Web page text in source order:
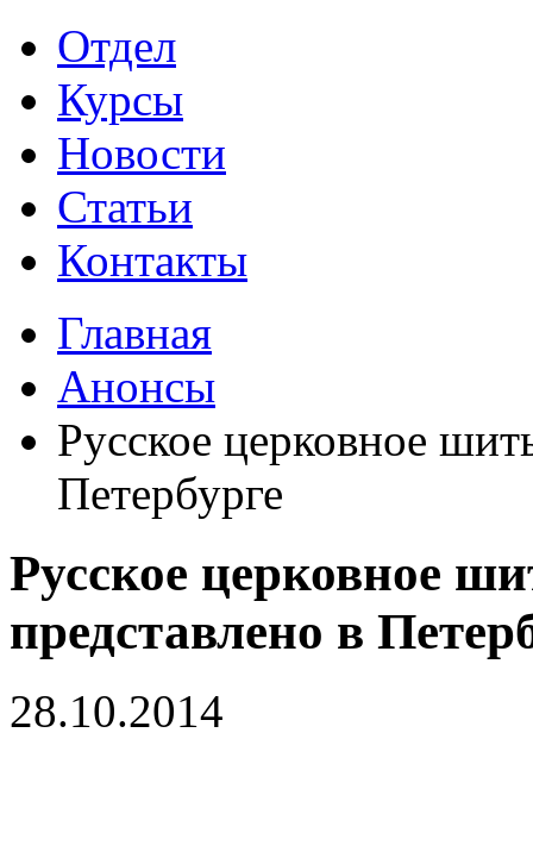
Отдел
Курсы
Новости
Статьи
Контакты
Главная
Анонсы
Русское церковное
Петербурге
Русское церковное
представлено в
28.10.2014